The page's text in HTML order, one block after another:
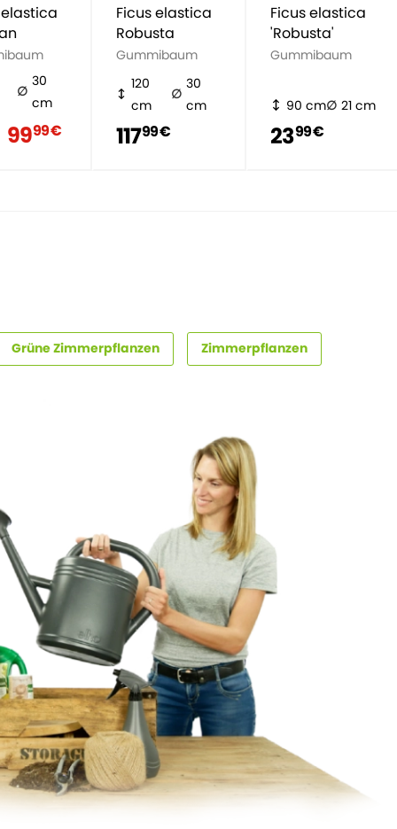
30
cm
9999 €
Ficus elastica
Robusta
Gummibaum
120
cm
30
cm
11799 €
Ficus elastica
'Robusta'
Gummibaum
90 cm 21 cm
2399 €
Grüne Zimmerpflanzen Zimmerpflanzen